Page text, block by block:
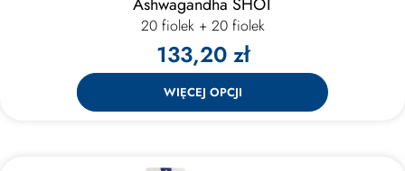
Ashwagandha SHOT
20 fiolek + 20 fiolek
133,20 zł
WIĘCEJ OPCJI